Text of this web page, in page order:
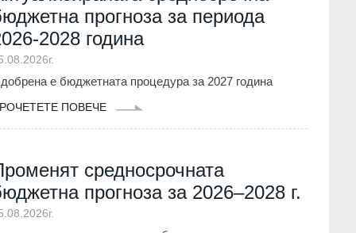
прогноза за периода
2028 година
е бюджетната процедура за 2027 година
ПОВЕЧЕ
средносрочната
прогноза за 2026–2028 г.